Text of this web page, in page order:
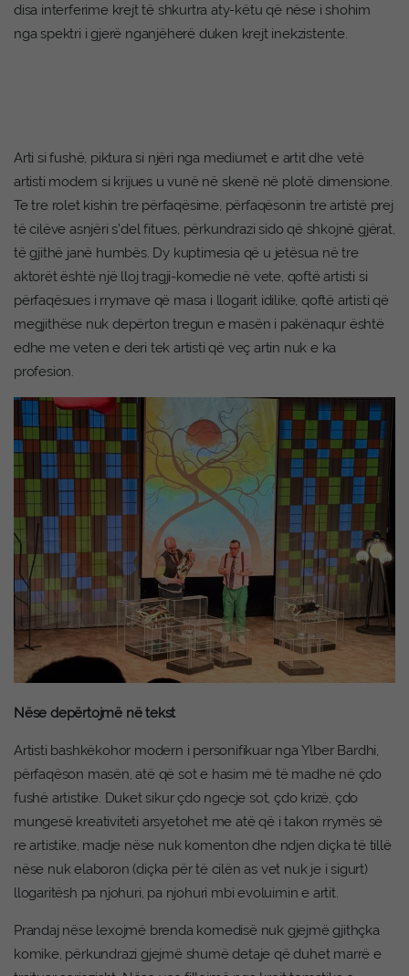
disa interferime krejt të shkurtra aty-këtu që nëse i shohim
nga spektri i gjerë nganjëherë duken krejt inekzistente.
Arti si fushë, piktura si njëri nga mediumet e artit dhe vetë
artisti modern si krijues u vunë në skenë në plotë dimensione.
Te tre rolet kishin tre përfaqësime, përfaqësonin tre artistë prej
të cilëve asnjëri s’del fitues, përkundrazi sido që shkojnë gjërat,
të gjithë janë humbës. Dy kuptimesia që u jetësua në tre
aktorët është një lloj tragji-komedie në vete, qoftë artisti si
përfaqësues i rrymave që masa i llogarit idilike, qoftë artisti që
megjithëse nuk depërton tregun e masën i pakënaqur është
edhe me veten e deri tek artisti që veç artin nuk e ka
profesion.
Nëse depërtojmë në tekst
Artisti bashkëkohor modern i personifikuar nga Ylber Bardhi,
përfaqëson masën, atë që sot e hasim më të madhe në çdo
fushë artistike. Duket sikur çdo ngecje sot, çdo krizë, çdo
mungesë kreativiteti arsyetohet me atë që i takon rrymës së
re artistike, madje nëse nuk komenton dhe ndjen diçka të tillë
nëse nuk elaboron (diçka për të cilën as vet nuk je i sigurt)
llogaritësh pa njohuri, pa njohuri mbi evoluimin e artit.
Prandaj nëse lexojmë brenda komedisë nuk gjejmë gjithçka
komike, përkundrazi gjejmë shumë detaje që duhet marrë e